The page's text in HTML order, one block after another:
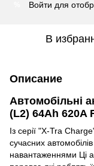
Войти для
В
Описание
Автомобільні
(L2) 64Ah 620A
Із серії "X-Tra
сучасних
навантаженнями Ці